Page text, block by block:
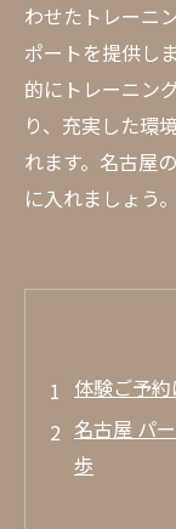
わせたトレーニ
ポートを提供し
的にトレーニン
り、充実した環
れます。名古屋
に入れましょう。
体験ご予
名古屋 パ
歩
パー